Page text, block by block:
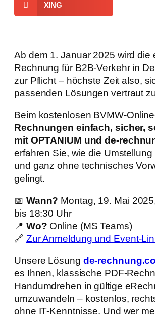
XING
Ab dem 1. Januar 2025 wird die
Rechnung für B2B-Verkehr in
zur Pflicht – höchste Zeit also,
passenden Lösungen vertraut
Beim kostenlosen BVMW-
Rechnungen einfach, sicher,
mit OPTANIUM und de-
erfahren Sie, wie die
und ganz ohne technisches
gelingt.
📅 Wann? Montag, 19. Mai
bis 18:30 Uhr
📍 Wo? Online (MS Teams)
🔗 Zur Anmeldung und Event-
Unsere Lösung de-
es Ihnen, klassische PDF-
Handumdrehen in gültige
umzuwandeln – kostenlos,
ohne IT-Kenntnisse. Und wer